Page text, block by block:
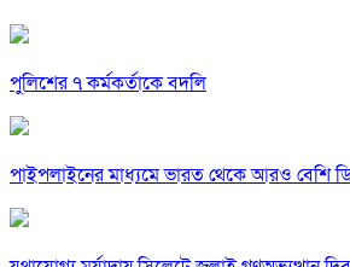
পুলিশের ৭ কর্মকর্তাকে বদলি
পাইপলাইনের মাধ্যমে ভারত থেকে আরও বেশি